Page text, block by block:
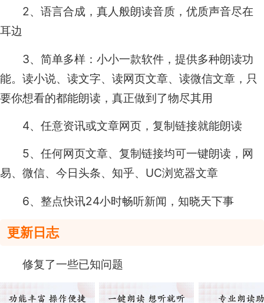
2、语言合成，真人般朗读音质，优质声音尽在
耳边
3、简单多样：小小一款软件，提供多种朗读功
能。读小说、读文字、读网页文章、读微信文章，只
要你想看的都能朗读，真正做到了物尽其用
4、任意资讯或文章网页，复制链接就能朗读
5、任何网页文章、复制链接均可一键朗读，网
易、微信、今日头条、知乎、UC浏览器文章
6、整点快讯24小时畅听新闻，知晓天下事
更新日志
修复了一些已知问题